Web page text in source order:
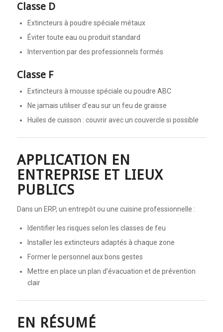
Classe D
Extincteurs à poudre spéciale métaux
Éviter toute eau ou produit standard
Intervention par des professionnels formés
Classe F
Extincteurs à mousse spéciale ou poudre ABC
Ne jamais utiliser d’eau sur un feu de graisse
Huiles de cuisson : couvrir avec un couvercle si possible
APPLICATION EN
ENTREPRISE ET LIEUX
PUBLICS
Dans un ERP, un entrepôt ou une cuisine professionnelle :
Identifier les risques selon les classes de feu
Installer les extincteurs adaptés à chaque zone
Former le personnel aux bons gestes
Mettre en place un plan d’évacuation et de prévention
clair
EN RÉSUMÉ